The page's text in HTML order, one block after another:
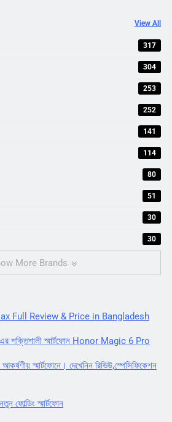
View All
317
304
253
252
141
114
80
51
30
30
More Brands
Full Review & Price in Bangladesh
শক্তিশালী স্মার্টফোন Honor Magic 6 Pro
স্মার্টফোনে। দেখেনিন রিভিউ,স্পেসিফিকেশন
ফোল্ডিং স্মার্টফোন